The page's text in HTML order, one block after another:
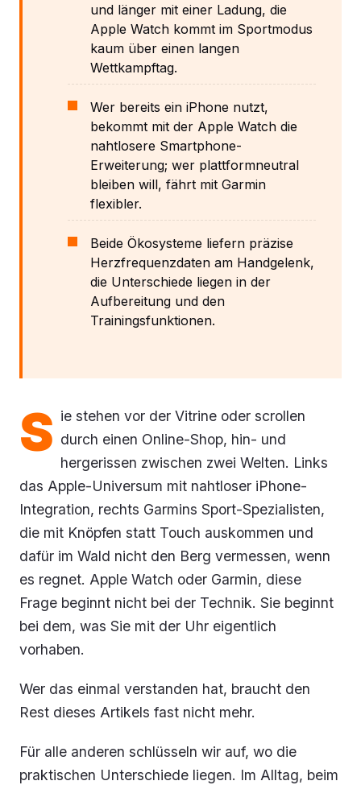
und länger mit einer Ladung, die
Apple Watch kommt im Sportmodus
kaum über einen langen
Wettkampftag.
Wer bereits ein iPhone nutzt,
bekommt mit der Apple Watch die
nahtlosere Smartphone-
Erweiterung; wer plattformneutral
bleiben will, fährt mit Garmin
flexibler.
Beide Ökosysteme liefern präzise
Herzfrequenzdaten am Handgelenk,
die Unterschiede liegen in der
Aufbereitung und den
Trainingsfunktionen.
S ie stehen vor der Vitrine oder scrollen
durch einen Online-Shop, hin- und
hergerissen zwischen zwei Welten. Links
das Apple-Universum mit nahtloser iPhone-
Integration, rechts Garmins Sport-Spezialisten,
die mit Knöpfen statt Touch auskommen und
dafür im Wald nicht den Berg vermessen, wenn
es regnet. Apple Watch oder Garmin, diese
Frage beginnt nicht bei der Technik. Sie beginnt
bei dem, was Sie mit der Uhr eigentlich
vorhaben.
Wer das einmal verstanden hat, braucht den
Rest dieses Artikels fast nicht mehr.
Für alle anderen schlüsseln wir auf, wo die
praktischen Unterschiede liegen. Im Alltag, beim